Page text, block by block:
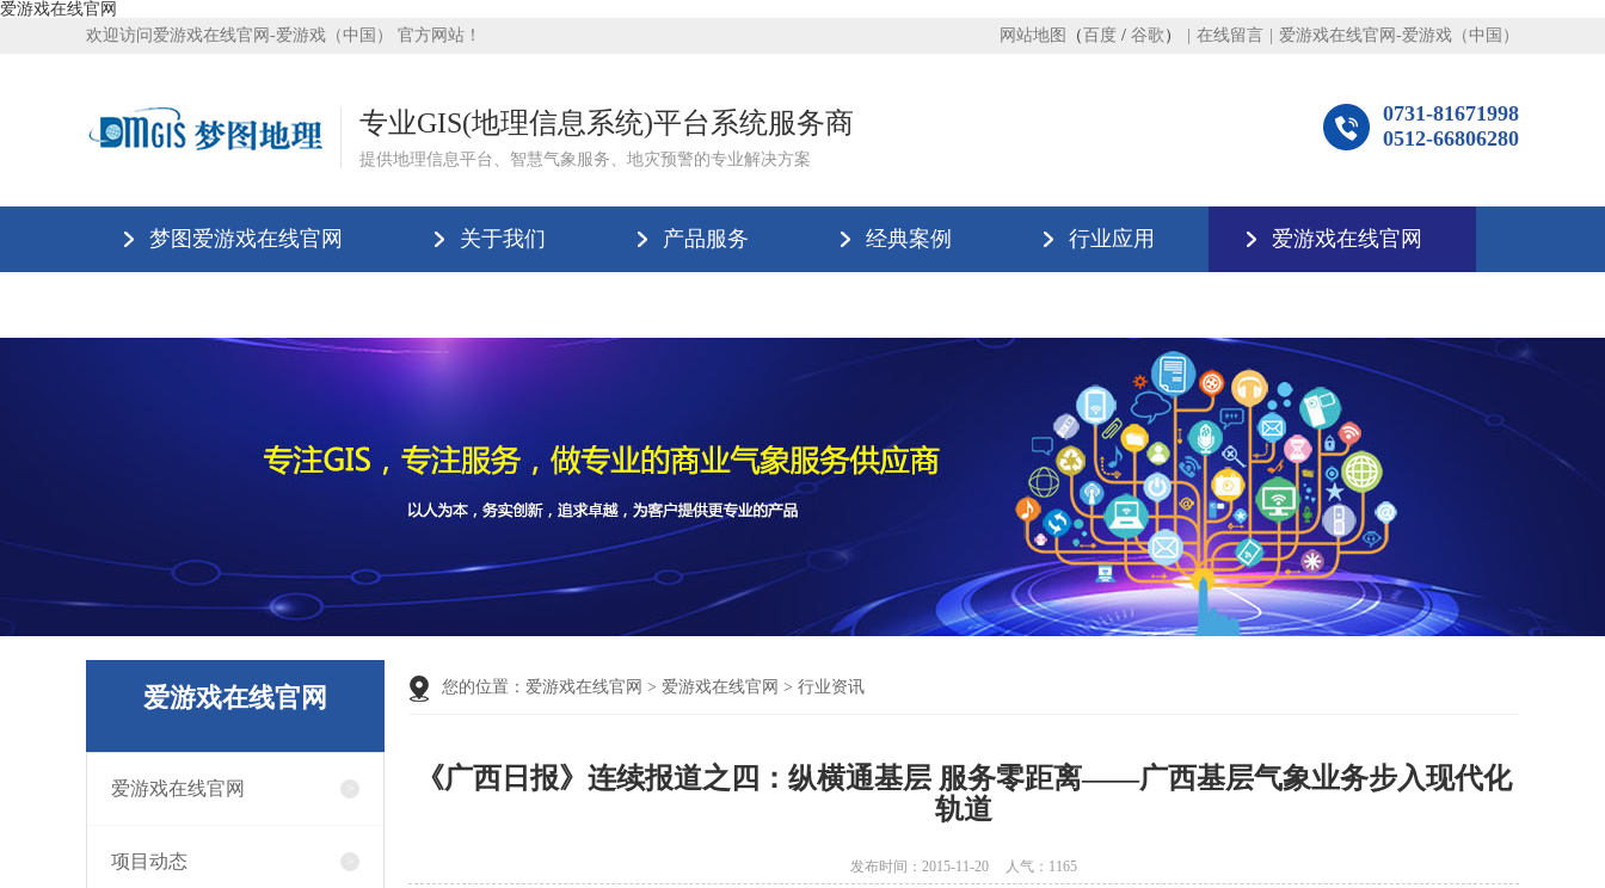
爱游戏在线官网
欢迎访问爱游戏在线官网-爱游戏（中国） 官方网站！
网站地图 （ 百度 / 谷歌 ） 在线留言 爱游戏在线官网-爱游戏（中国）
专业GIS(地理信息系统)平台系统服务商
提供地理信息平台、智慧气象服务、地灾预警的专业解决方案
0731-81671998
0512-66806280
梦图爱游戏在线官网 关于我们 产品服务 经典案例 行业应用 爱游戏在线官网
爱游戏在线官网
爱游戏在线官网
项目动态
您的位置： 爱游戏在线官网 > 爱游戏在线官网 > 行业资讯
《广西日报》连续报道之四：纵横通基层 服务零距离——广西基层气象业务步入现代化
轨道
发布时间：2015-11-20 人气： 1165